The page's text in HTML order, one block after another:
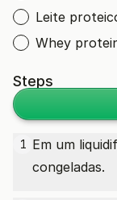
Leite
Whey
Steps
1 Em um
congeladas.